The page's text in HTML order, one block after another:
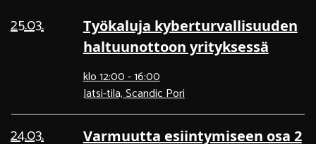
25.03.
Työkaluja kyberturvallisuuden
haltuunottoon yrityksessä
klo 12:00 - 16:00
Jatsi-tila, Scandic Pori
24.03.
Varmuutta esiintymiseen osa 2